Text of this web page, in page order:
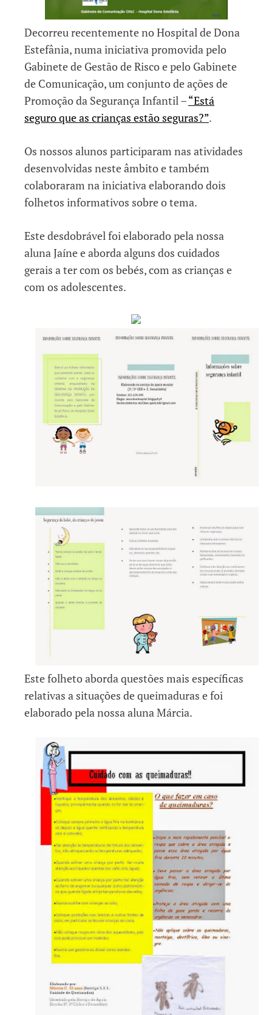
Decorreu recentemente no Hospital de Dona
Estefânia, numa iniciativa promovida pelo
Gabinete de Gestão de Risco e pelo Gabinete
de Comunicação, um conjunto de ações de
Promoção da Segurança Infantil –“Está
seguro que as crianças estão seguras?”.
Os nossos alunos participaram nas atividades
desenvolvidas neste âmbito e também
colaboraram na iniciativa elaborando dois
folhetos informativos sobre o tema.
Este desdobrável foi elaborado pela nossa
aluna Jaíne e aborda alguns dos cuidados
gerais a ter com os bebés, com as crianças e
com os adolescentes.
Este folheto aborda questões mais específicas
relativas a situações de queimaduras e foi
elaborado pela nossa aluna Márcia.